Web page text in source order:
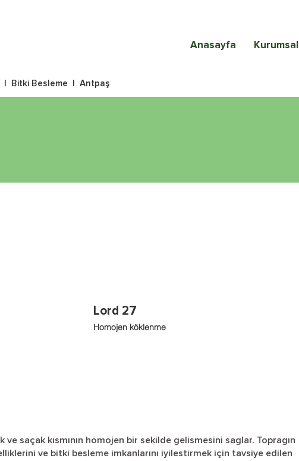
Anasayfa Kurumsal
Bitki Besleme Antpaş
Lord 27
Homojen köklenme
ve saçak kısmının homojen bir sekilde gelismesini saglar. Topragın
ve bitki besleme imkanlarını iyilestirmek için tavsiye edilen